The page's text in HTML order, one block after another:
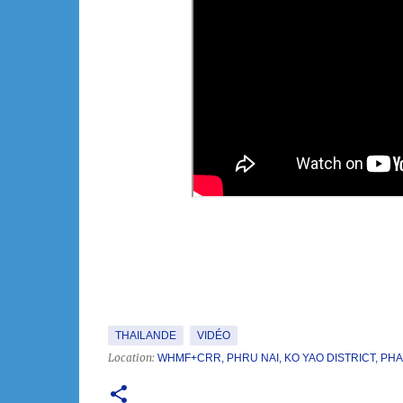
THAILANDE VIDÉO
Location: WHMF+CRR, PHRU NAI, KO YAO DISTRICT,